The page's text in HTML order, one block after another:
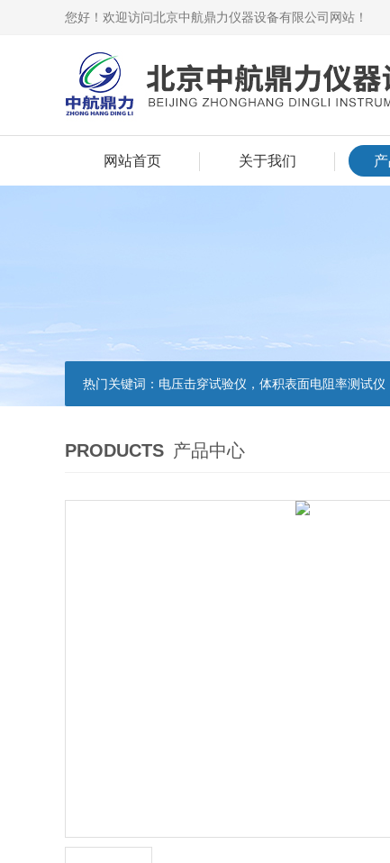
您好！欢迎访问北京中航鼎力仪器设备有限公司网站！
网站首页 关于我们
热门关键词： 电压击穿试验仪，体积表面电阻率测试仪，滑
PRODUCTS 产品中心